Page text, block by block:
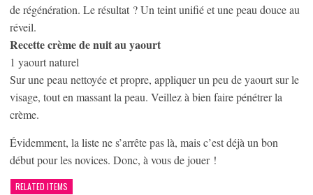
de régénération. Le résultat ? Un teint unifié et une peau douce au
réveil.
Recette crème de nuit au yaourt
1 yaourt naturel
Sur une peau nettoyée et propre, appliquer un peu de yaourt sur le
visage, tout en massant la peau. Veillez à bien faire pénétrer la
crème.
Évidemment, la liste ne s’arrête pas là, mais c’est déjà un bon
début pour les novices. Donc, à vous de jouer !
RELATED ITEMS